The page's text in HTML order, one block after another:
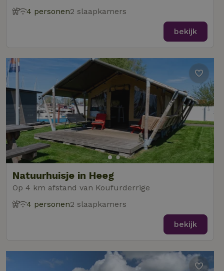
4 personen2 slaapkamers
bekijk
Natuurhuisje in Heeg
Op 4 km afstand van Koufurderrige
4 personen2 slaapkamers
bekijk